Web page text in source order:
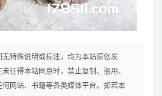
特殊说明或标注，均为本站原创发
征得本站同意时，禁止复制、盗用、
网站、书籍等各类媒体平台。如若本